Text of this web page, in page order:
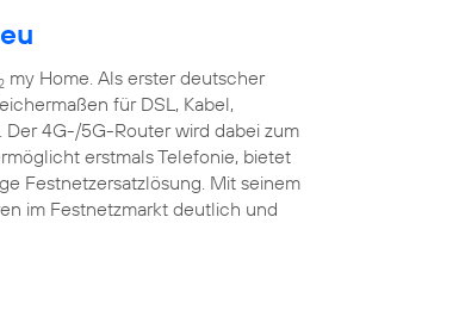
my Home. Als erster deutscher
für DSL, Kabel,
Der 4G-/5G-Router wird dabei zum
erstmals Telefonie, bietet
Festnetzersatzlösung. Mit seinem
im Festnetzmarkt deutlich und